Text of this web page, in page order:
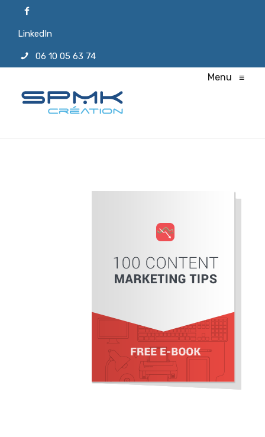
LinkedIn
06 10 05 63 74
Menu ≡